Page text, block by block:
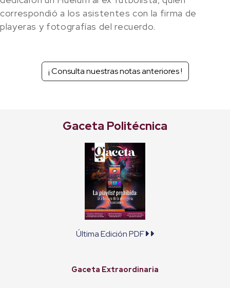
correspondió a los asistentes con la firma de
playeras y fotografías del recuerdo.
¡ Consulta nuestras notas anteriores !
Gaceta Politécnica
Última Edición PDF
Gaceta Extraordinaria